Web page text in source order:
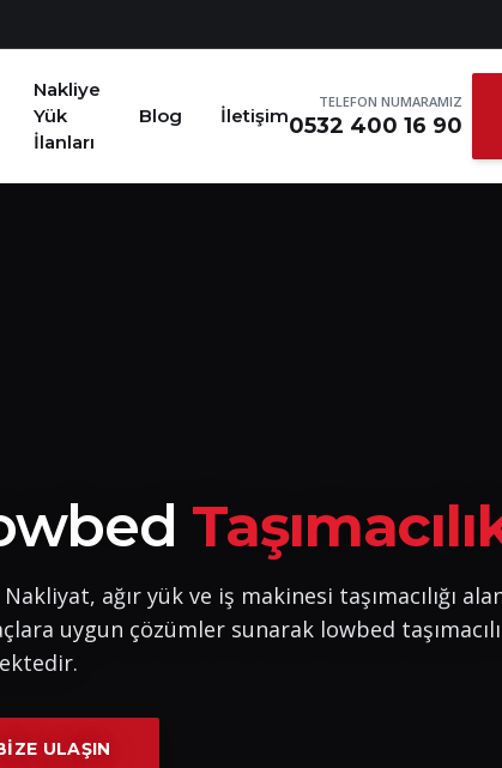
Nakliye
Yük
İlanları
Blog İletişim
TELEFON NUMARAMIZ
0532 400 16 90
ağır yük ve iş makinesi taşımacılığı
uygun çözümler sunarak lowbed
ULAŞIN